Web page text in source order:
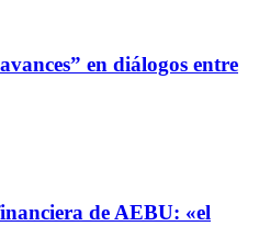
en diálogos entre
de AEBU: «el